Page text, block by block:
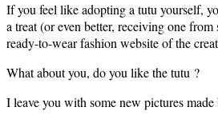
If you feel like adopting a tutu yourself,
a treat (or even better, receiving one from
ready-to-wear fashion website of the
What about you, do you like the tutu ?
I leave you with some new pictures